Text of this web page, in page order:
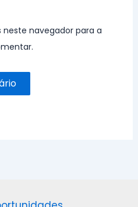
neste navegador para a